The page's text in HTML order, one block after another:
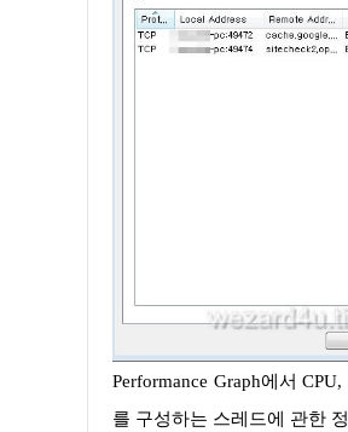
Performance Graph에서 CPU, 메모리, 하드디스크 사용량을 그래프로 보기 쉽게 표현한 부분입니다. Threads에서는 프로세스
를 구성하는 스레드에 관한